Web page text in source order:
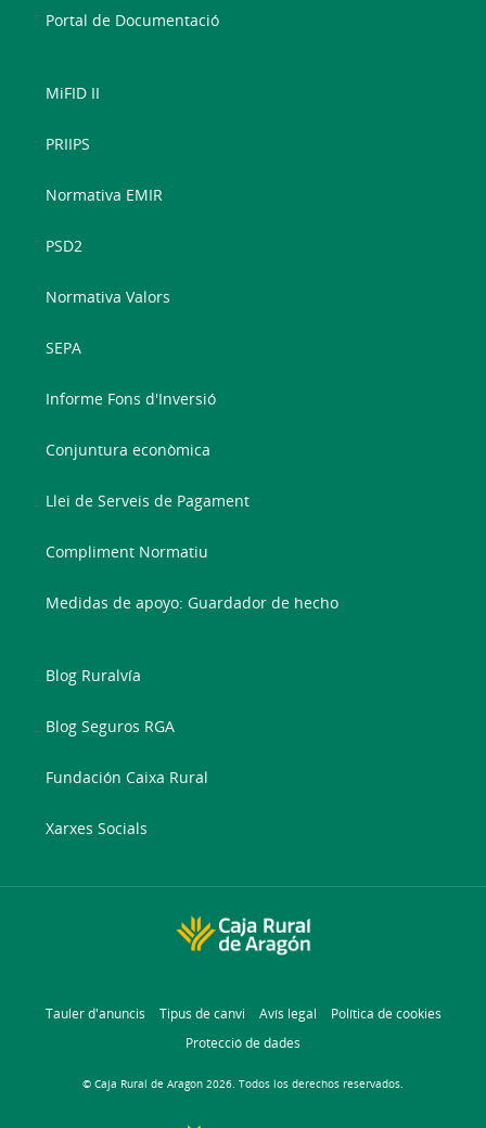
Portal de Documentació
MiFID II
PRIIPS
Normativa EMIR
PSD2
Normativa Valors
SEPA
Informe Fons d'Inversió
Conjuntura econòmica
Llei de Serveis de Pagament
Compliment Normatiu
Medidas de apoyo: Guardador de hecho
Blog Ruralvía
Blog Seguros RGA
Fundación Caixa Rural
Xarxes Socials
Tauler d'anuncis Tipus de canvi Avís legal
Política de cookies
Protecció de dades
© Caja Rural de Aragon 2026. Todos los derechos reservados.